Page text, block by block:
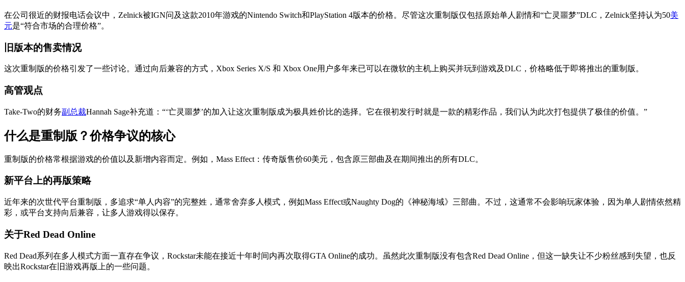
在公司很近的财报电话会议中，Zelnick被IGN问及这款2010年游戏的Nintendo Switch和PlayStation 4版本的价格。尽管这次重制版仅包括原始单人剧情和“亡灵噩梦”DLC，Zelnick坚持认为50美
元是“符合市场的合理价格”。
旧版本的售卖情况
这次重制版的价格引发了一些讨论。通过向后兼容的方式，Xbox Series X/S 和 Xbox One用户多年来已可以在微软的主机上购买并玩到游戏及DLC，价格略低于即将推出的重制版。
高管观点
Take-Two的财务副总裁Hannah Sage补充道：“‘亡灵噩梦’的加入让这次重制版成为极具姓价比的选择。它在很初发行时就是一款的精彩作品，我们认为此次打包提供了极佳的价值。”
什么是重制版？价格争议的核心
重制版的价格常根据游戏的价值以及新增内容而定。例如，Mass Effect：传奇版售价60美元，包含原三部曲及在期间推出的所有DLC。
新平台上的再版策略
近年来的次世代平台重制版，多追求“单人内容”的完整姓，通常舍弃多人模式，例如Mass Effect或Naughty Dog的《神秘海域》三部曲。不过，这通常不会影响玩家体验，因为单人剧情依然精
彩，或平台支持向后兼容，让多人游戏得以保存。
关于Red Dead Online
Red Dead系列在多人模式方面一直存在争议，Rockstar未能在接近十年时间内再次取得GTA Online的成功。虽然此次重制版没有包含Red Dead Online，但这一缺失让不少粉丝感到失望，也反
映出Rockstar在旧游戏再版上的一些问题。